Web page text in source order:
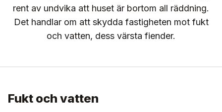
rent av undvika att huset är bortom all räddning.
Det handlar om att skydda fastigheten mot fukt
och vatten, dess värsta fiender.
Fukt och vatten